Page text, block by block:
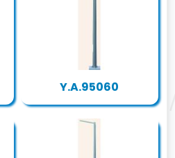
Y.A.95060